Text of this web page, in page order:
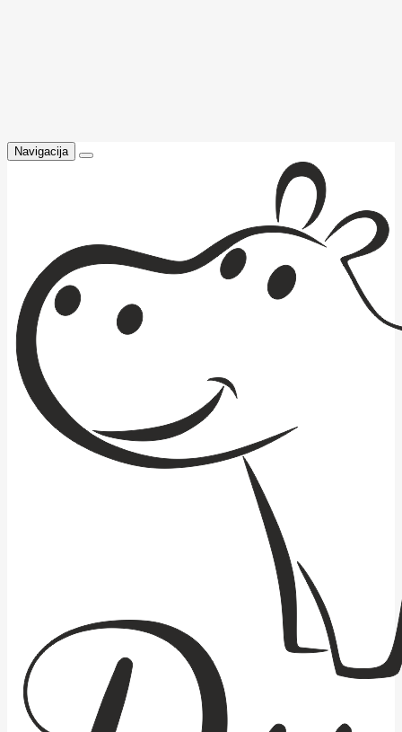
Navigacija